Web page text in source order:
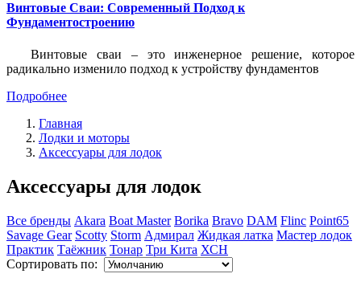
Винтовые Сваи: Современный Подход к
Фундаментостроению
Винтовые сваи – это инженерное решение, которое
радикально изменило подход к устройству фундаментов
Подробнее
Главная
Лодки и моторы
Аксессуары для лодок
Аксессуары для лодок
Все бренды Akara Boat Master Borika Bravo DAM Flinc Point65
Savage Gear Scotty Storm Адмирал Жидкая латка Мастер лодок
Практик Таёжник Тонар Три Кита ХСН
Сортировать по: